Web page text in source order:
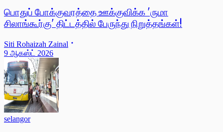
பொதுப் போக்குவரத்தை ஊக்குவிக்க 'ருமா
சிலாங்கூர்கு' திட்டத்தில் பேருந்து நிறுத்தங்கள்!
Siti Rohaizah Zainal
9 ஆகஸ்ட் 2026
selangor